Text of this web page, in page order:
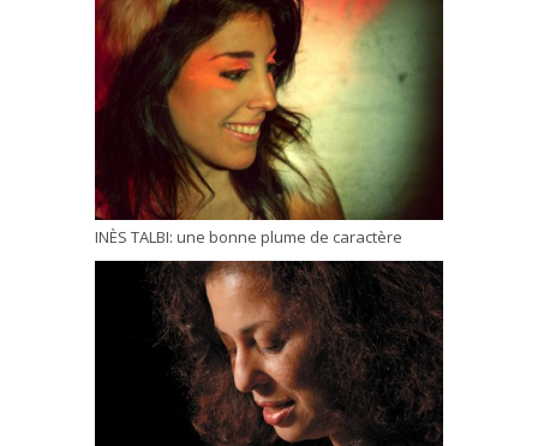
INÈS TALBI: une bonne plume de caractère